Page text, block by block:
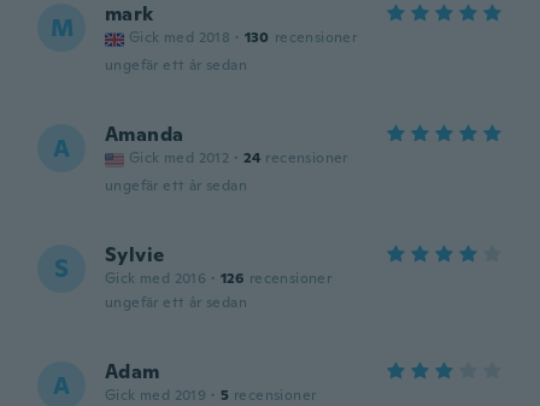
M mark
Gick med 2018 · 130 recensioner
ungefär ett år sedan
A Amanda
Gick med 2012 · 24 recensioner
ungefär ett år sedan
S Sylvie
Gick med 2016 · 126 recensioner
ungefär ett år sedan
A Adam
Gick med 2019 · 5 recensioner